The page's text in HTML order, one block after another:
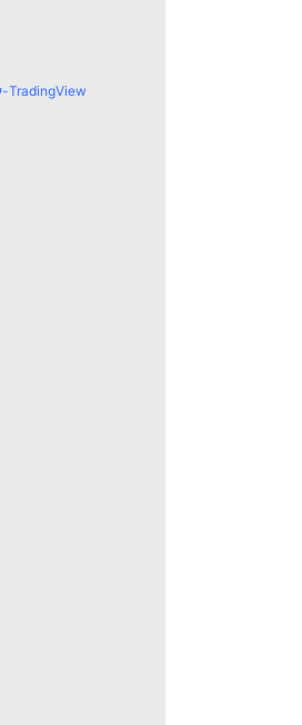
עקוב אחר כל השווקים ב-TradingView